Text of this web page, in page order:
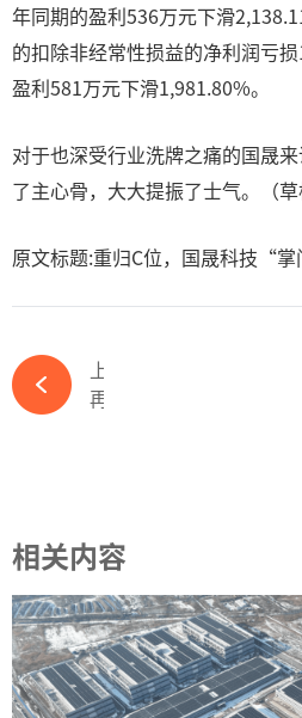
年同期的盈利536万元下滑
的扣除非经常性损益的净利润亏
盈利581万元下滑1,981.80%。
对于也深受行业洗牌之痛的国晟
了主心骨，大大提振了士气。（草
原文标题:重归C位，国晟科技“掌
相关内容